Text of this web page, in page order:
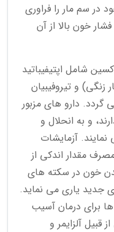
سم مار را فراوری
خون بالا از آن
شامل اپتیفیباتید
زنگی) و تیروفیبیان
گردد. دارو های مزبور
و به انحلال و
آزمایشات
مقدار اندکی از
خون در سکته های
جدید یاری می نماید.
برای درمان آسیب
آلزایمر و